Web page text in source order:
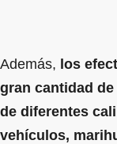
Además, los
gran cantidad
de diferentes
vehículos,